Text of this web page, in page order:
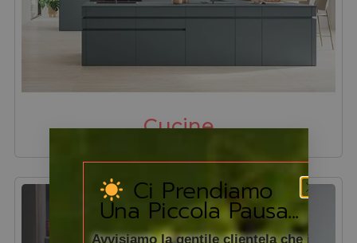
Ci Prendiamo
Una Piccola Pausa...
Avvisiamo la gentile clientela che i